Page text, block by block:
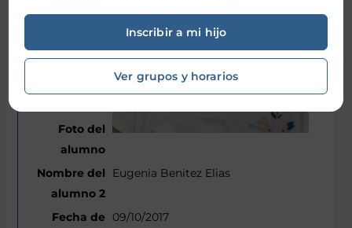
Eugenia Benitez Elias
09/10/2017
Inscribir a mi hijo
Ver grupos y horarios